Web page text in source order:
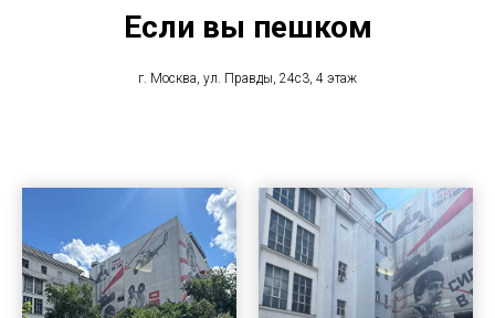
Если вы пешком
г. Москва, ул. Правды, 24с3, 4 этаж